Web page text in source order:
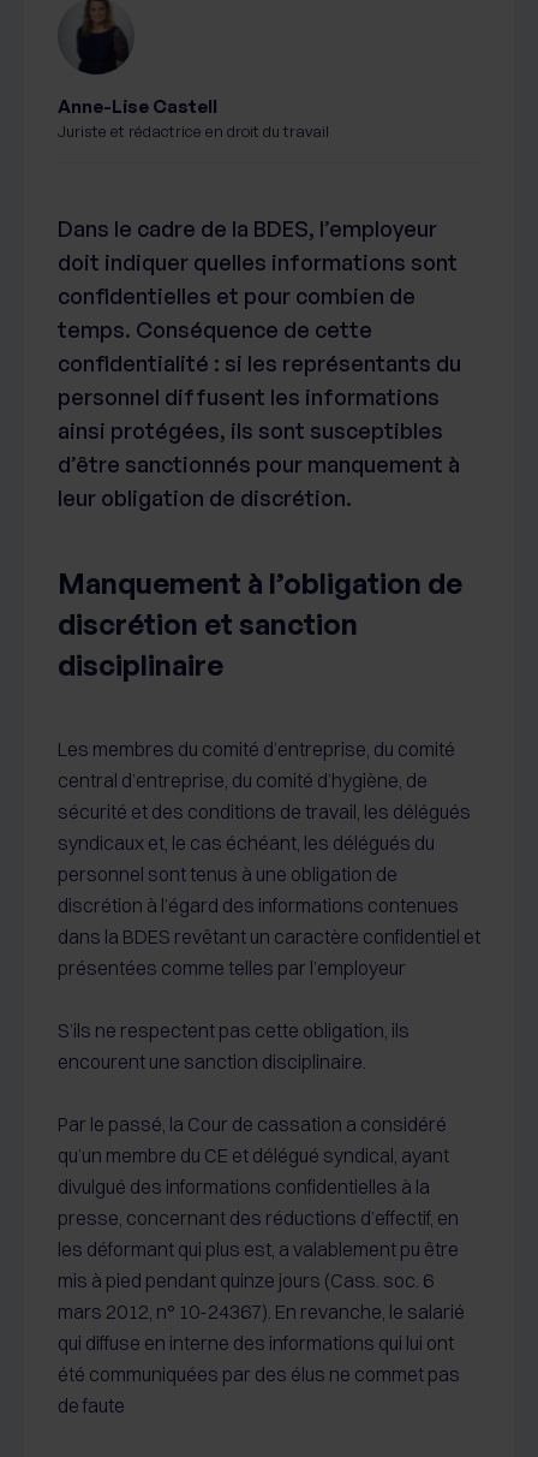
Dans le cadre de la BDES, l’employeur
doit indiquer quelles informations sont
confidentielles et pour combien de
temps. Conséquence de cette
confidentialité : si les représentants du
personnel diffusent les informations
ainsi protégées, ils sont susceptibles
d’être sanctionnés pour manquement à
leur obligation de discrétion.
Manquement à l’obligation de
discrétion et sanction
disciplinaire
Les membres du comité d’entreprise, du comité
central d’entreprise, du comité d’hygiène, de
sécurité et des conditions de travail, les délégués
syndicaux et, le cas échéant, les délégués du
personnel sont tenus à une obligation de
discrétion à l’égard des informations contenues
dans la BDES revêtant un caractère confidentiel et
présentées comme telles par l’employeur
S’ils ne respectent pas cette obligation, ils
encourent une sanction disciplinaire.
Par le passé, la Cour de cassation a considéré
qu’un membre du CE et délégué syndical, ayant
divulgué des informations confidentielles à la
presse, concernant des réductions d’effectif, en
les déformant qui plus est, a valablement pu être
mis à pied pendant quinze jours (Cass. soc. 6
mars 2012, n° 10-24367). En revanche, le salarié
qui diffuse en interne des informations qui lui ont
été communiquées par des élus ne commet pas
de faute
Anne-Lise Castell
Juriste et rédactrice en droit du travail